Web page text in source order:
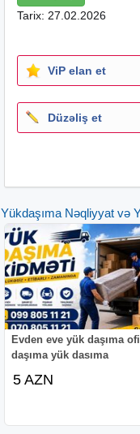
Yuk dasima
Yuk dasima xidmeti
Yukdasima
Tarix: 27.02.2026
ViP elan et
Düzəliş et
Yükdaşıma Nəqliyyat və
Evden eve yük daşıma
daşıma yük dasıma
5 AZN